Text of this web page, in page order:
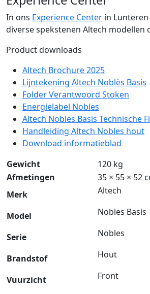
In ons Experience Center in
diverse spekstenen Altech modellen
Product downloads
Altech Brochure 2025
Lijntekening Altech Noblès Basis
Folder Verantwoord Stoken
Energielabel Nobles
Altech Nobles Basis Technische
Handleiding Altech Nobles hout
Download informatieblad
Gewicht
120 kg
Afmetingen
35 × 55 × 52
Merk
Altech
Model Nobles Basis
Serie Nobles
Brandstof Hout
Vuurzicht
Front